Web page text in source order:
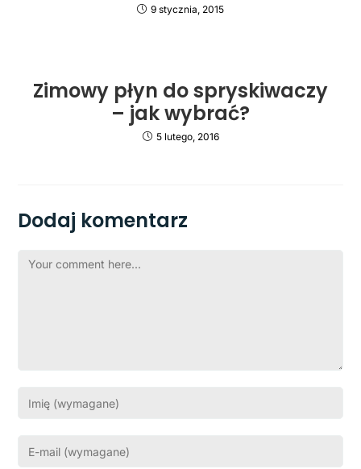
9 stycznia, 2015
Zimowy płyn do spryskiwaczy
– jak wybrać?
5 lutego, 2016
Dodaj komentarz